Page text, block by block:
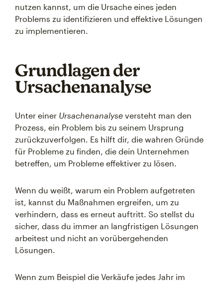
nutzen kannst, um die Ursache eines jeden
Problems zu identifizieren und effektive Lösungen
zu implementieren.
Grundlagen der
Ursachenanalyse
Unter einer Ursachenanalyse versteht man den
Prozess, ein Problem bis zu seinem Ursprung
zurückzuverfolgen. Es hilft dir, die wahren Gründe
für Probleme zu finden, die dein Unternehmen
betreffen, um Probleme effektiver zu lösen.
Wenn du weißt, warum ein Problem aufgetreten
ist, kannst du Maßnahmen ergreifen, um zu
verhindern, dass es erneut auftritt. So stellst du
sicher, dass du immer an langfristigen Lösungen
arbeitest und nicht an vorübergehenden
Lösungen.
Wenn zum Beispiel die Verkäufe jedes Jahr im